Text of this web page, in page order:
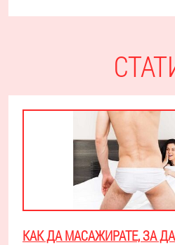
КАК ДА МАСАЖИРАТЕ, ЗА